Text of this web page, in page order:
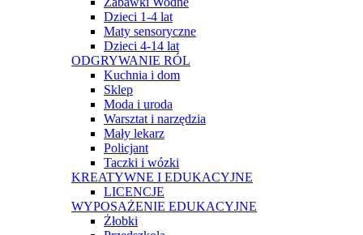
Dzieci 1-4 lat
Maty sensoryczne
Dzieci 4-14 lat
ODGRYWANIE RÓL
Kuchnia i dom
Sklep
Moda i uroda
Warsztat i narzędzia
Mały lekarz
Policjant
Taczki i wózki
KREATYWNE I EDUKACYJNE
LICENCJE
WYPOSAŻENIE EDUKACYJNE
Żłobki